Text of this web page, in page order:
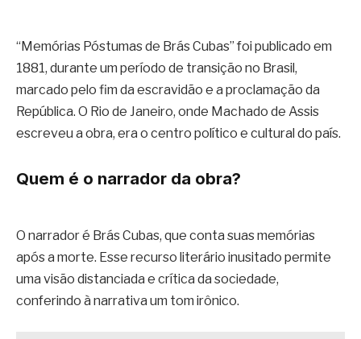
“Memórias Póstumas de Brás Cubas” foi publicado em
1881, durante um período de transição no Brasil,
marcado pelo fim da escravidão e a proclamação da
República. O Rio de Janeiro, onde Machado de Assis
escreveu a obra, era o centro político e cultural do país.
Quem é o narrador da obra?
O narrador é Brás Cubas, que conta suas memórias
após a morte. Esse recurso literário inusitado permite
uma visão distanciada e crítica da sociedade,
conferindo à narrativa um tom irônico.